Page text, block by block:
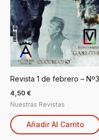
Revista 1 de febrero –
4,50 €
Nuestras Revistas
Añadir Al Carrito